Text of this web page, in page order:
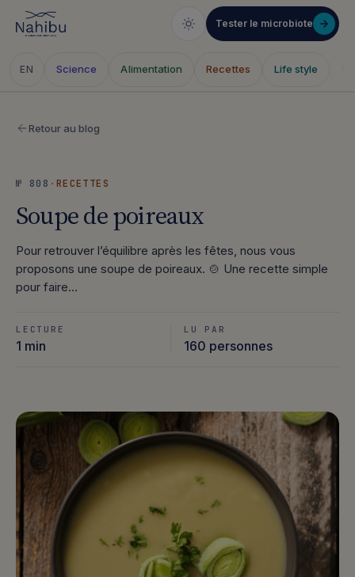
Tester le microbiote
EN Science Alimentation Recettes Life style
Retour au blog
№ 808 · RECETTES
Soupe de poireaux
Pour retrouver l’équilibre après les fêtes, nous vous
proposons une soupe de poireaux. 🍲 Une recette simple
pour faire…
LECTURE
1 min
LU PAR
160 personnes